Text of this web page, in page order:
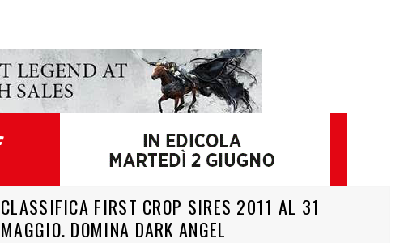
CLASSIFICA FIRST CROP SIRES 2011 AL 31
MAGGIO. DOMINA DARK ANGEL